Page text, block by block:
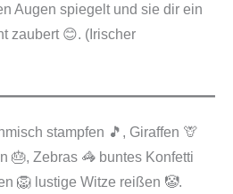
Augen spiegelt und sie dir ein
zaubert 😊. (Irischer
stampfen 🎵, Giraffen 🦒
🎂, Zebras 🦓 buntes Konfetti
🦁 lustige Witze reißen 🤡.